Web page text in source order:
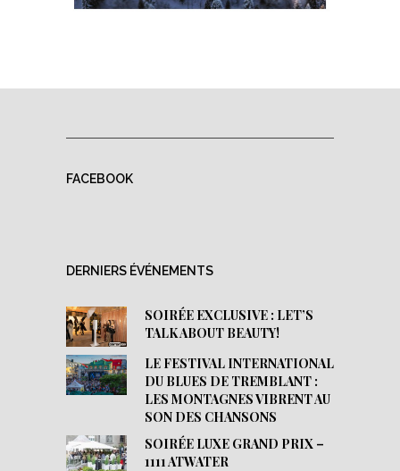
FACEBOOK
DERNIERS ÉVÉNEMENTS
SOIRÉE EXCLUSIVE : LET’S
TALK ABOUT BEAUTY!
LE FESTIVAL INTERNATIONAL
DU BLUES DE TREMBLANT :
LES MONTAGNES VIBRENT AU
SON DES CHANSONS
SOIRÉE LUXE GRAND PRIX –
1111 ATWATER